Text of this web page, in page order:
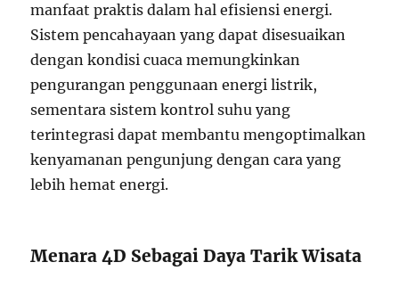
manfaat praktis dalam hal efisiensi energi.
Sistem pencahayaan yang dapat disesuaikan
dengan kondisi cuaca memungkinkan
pengurangan penggunaan energi listrik,
sementara sistem kontrol suhu yang
terintegrasi dapat membantu mengoptimalkan
kenyamanan pengunjung dengan cara yang
lebih hemat energi.
Menara 4D Sebagai Daya Tarik Wisata